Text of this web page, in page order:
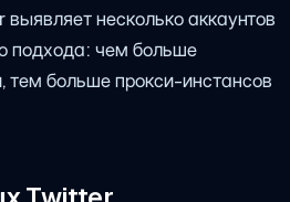
несколько аккаунтов
подхода: чем больше
тем больше прокси-инстансов